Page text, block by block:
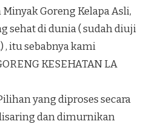
Goreng Kelapa Asli,
sehat di dunia ( sudah diuji
, itu sebabnya kami
KESEHATAN LA
yang diproses secara
dan dimurnikan